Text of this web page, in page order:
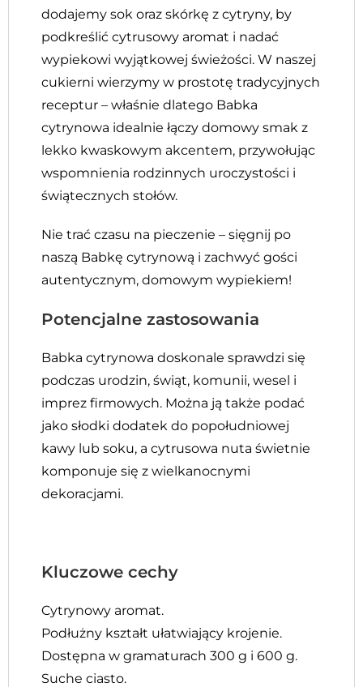
dodajemy sok oraz skórkę z cytryny, by
podkreślić cytrusowy aromat i nadać
wypiekowi wyjątkowej świeżości. W naszej
cukierni wierzymy w prostotę tradycyjnych
receptur – właśnie dlatego Babka
cytrynowa idealnie łączy domowy smak z
lekko kwaskowym akcentem, przywołując
wspomnienia rodzinnych uroczystości i
świątecznych stołów.
Nie trać czasu na pieczenie – sięgnij po
naszą Babkę cytrynową i zachwyć gości
autentycznym, domowym wypiekiem!
Potencjalne zastosowania
Babka cytrynowa doskonale sprawdzi się
podczas urodzin, świąt, komunii, wesel i
imprez firmowych. Można ją także podać
jako słodki dodatek do popołudniowej
kawy lub soku, a cytrusowa nuta świetnie
komponuje się z wielkanocnymi
dekoracjami.
Kluczowe cechy
Cytrynowy aromat.
Podłużny kształt ułatwiający krojenie.
Dostępna w gramaturach 300 g i 600 g.
Suche ciasto.